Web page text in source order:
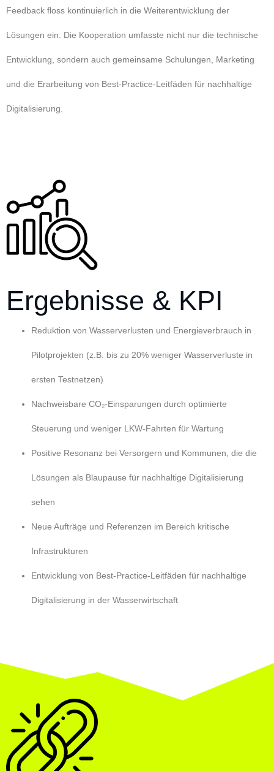
Feedback floss kontinuierlich in die Weiterentwicklung der
Lösungen ein. Die Kooperation umfasste nicht nur die technische
Entwicklung, sondern auch gemeinsame Schulungen, Marketing
und die Erarbeitung von Best-Practice-Leitfäden für nachhaltige
Digitalisierung.
Ergebnisse & KPI
Reduktion von Wasserverlusten und Energieverbrauch in
Pilotprojekten (z.B. bis zu 20% weniger Wasserverluste in
ersten Testnetzen)
Nachweisbare CO₂-Einsparungen durch optimierte
Steuerung und weniger LKW-Fahrten für Wartung
Positive Resonanz bei Versorgern und Kommunen, die die
Lösungen als Blaupause für nachhaltige Digitalisierung
sehen
Neue Aufträge und Referenzen im Bereich kritische
Infrastrukturen
Entwicklung von Best-Practice-Leitfäden für nachhaltige
Digitalisierung in der Wasserwirtschaft